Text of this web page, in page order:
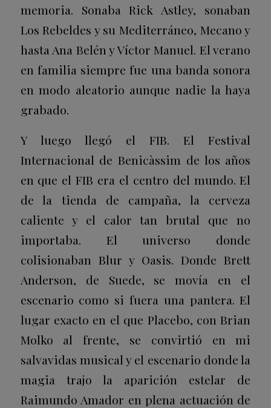
memoria. Sonaba Rick Astley, sonaban
Los Rebeldes y suMediterráneo, Mecano y
hasta Ana Belén y Víctor Manuel. El verano
en familia siempre fue una banda sonora
en modo aleatorio aunque nadie la haya
grabado.
Y luego llegó el FIB. El Festival
Internacional de Benicàssim de los años
en que el FIB era el centro del mundo. El
de la tienda de campaña, la cerveza
caliente y el calor tan brutal que no
importaba. El universo donde
colisionaban Blur y Oasis. Donde Brett
Anderson, de Suede, se movía en el
escenario como si fuera una pantera. El
lugar exacto en el que Placebo, con Brian
Molko al frente, se convirtió en mi
salvavidas musical y el escenario donde la
magia trajo la aparición estelar de
Raimundo Amador en plena actuación de